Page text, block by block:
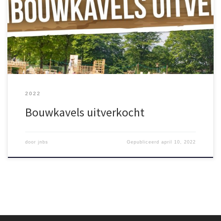
er geen nieuwe groepen meer kunnen worden aangemeld. Heb
je al wel een team ingeschreven, maar heb je nog niet voor
iedere junior timmerman van je team een ticket? Koop dan snel je
[…]
2022
Bouwkavels uitverkocht
door jnbs Gepubliceerdapril 10, 2022